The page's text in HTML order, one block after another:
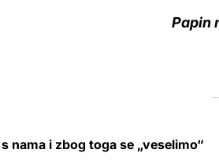
Papin
nama i zbog toga se „veselimo“